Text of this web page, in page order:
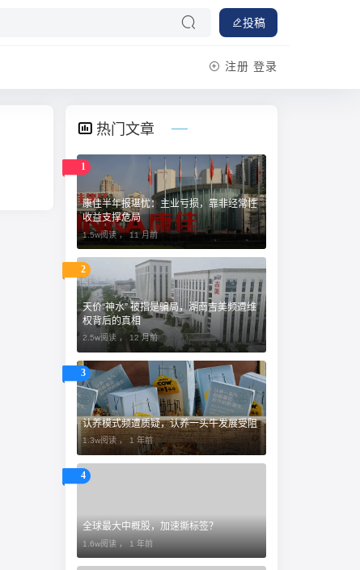
投稿
注册 登录
热门文章
1
康佳半年报堪忧：主业亏损，靠非经常性
收益支撑危局
1.5w阅读 ，11 月前
2
天价“神水” 被指是骗局，湖南吉美频遭维
权背后的真相
2.5w阅读 ， 12 月前
3
认养模式频遭质疑，认养一头牛发展受阻
1.3w阅读 ， 1 年前
4
全球最大中概股，加速撕标签？
1.6w阅读 ， 1 年前